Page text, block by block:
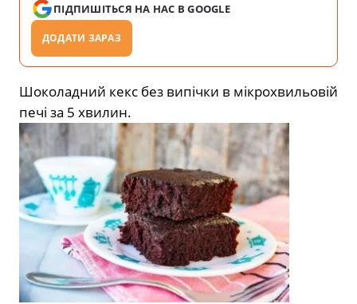
ПІДПИШІТЬСЯ НА НАС В GOOGLE
ДОДАТИ ЗАРАЗ
Шоколадний кекс без випічки в мікрохвильовій
печі за 5 хвилин.